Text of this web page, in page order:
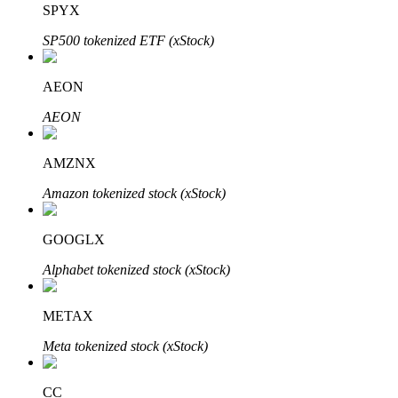
Bloqueios de BTR
Investimentos exclusivos para titulares de BTR
Empréstimos
SPYX
SP500 tokenized ETF (xStock)
AEON
AEON
AMZNX
Amazon tokenized stock (xStock)
GOOGLX
Alphabet tokenized stock (xStock)
METAX
Meta tokenized stock (xStock)
CC